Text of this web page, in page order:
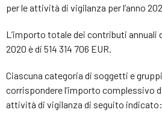
per le attività di vigilanza per l’anno
L’importo totale dei contributi annuali
2020 è di 514 314 706 EUR.
Ciascuna categoria di soggetti e
corrispondere l’importo complessivo
attività di vigilanza di seguito indicato: